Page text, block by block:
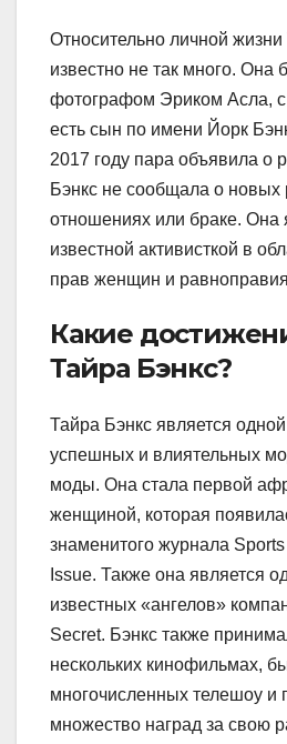
Относительно личной
известно не так много. Она
фотографом Эриком Асла,
есть сын по имени Йорк
2017 году пара объявила о
Бэнкс не сообщала о новых
отношениях или браке. Она
известной активисткой в
прав женщин и
Какие
Тайра Бэнкс?
Тайра Бэнкс является
успешных и влиятельных
моды. Она стала первой
женщиной, которая
знаменитого журнала
Issue. Также она является
известных «ангелов»
Secret. Бэнкс также
нескольких кинофильмах,
многочисленных телешоу и
множество наград за свою